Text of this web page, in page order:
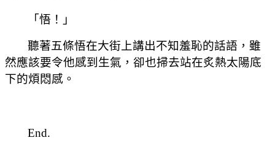
「悟！」
聽著五條悟在大街上講出不知羞恥的話語，雖
然應該要令他感到生氣，卻也掃去站在炙熱太陽底
下的煩悶感。
End.